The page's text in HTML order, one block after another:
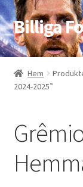
Hoppa
till
navigering
Hoppa
till
innehåll
Billiga
Hem
Bloggar
Hem
2024-2025”